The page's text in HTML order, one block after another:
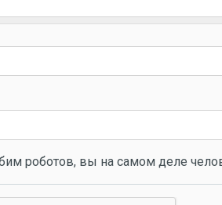
роботов, вы на самом деле